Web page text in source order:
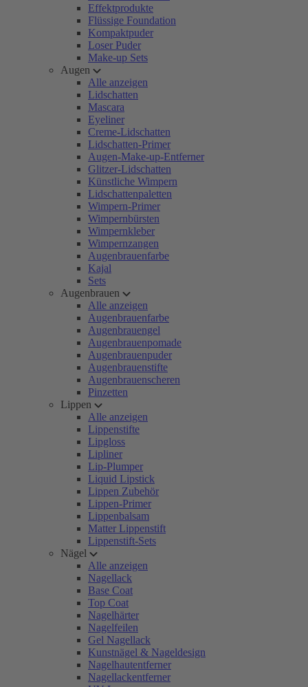
Effektprodukte
Flüssige Foundation
Kompaktpuder
Loser Puder
Make-up Sets
Augen
Alle anzeigen
Lidschatten
Mascara
Eyeliner
Creme-Lidschatten
Lidschatten-Primer
Augen-Make-up-Entferner
Glitzer-Lidschatten
Künstliche Wimpern
Lidschattenpaletten
Wimpern-Primer
Wimpernbürsten
Wimpernkleber
Wimpernzangen
Augenbrauenfarbe
Kajal
Sets
Augenbrauen
Alle anzeigen
Augenbrauenfarbe
Augenbrauengel
Augenbrauenpomade
Augenbrauenpuder
Augenbrauenstifte
Augenbrauenscheren
Pinzetten
Lippen
Alle anzeigen
Lippenstifte
Lipgloss
Lipliner
Lip-Plumper
Liquid Lipstick
Lippen Zubehör
Lippen-Primer
Lippenbalsam
Matter Lippenstift
Lippenstift-Sets
Nägel
Alle anzeigen
Nagellack
Base Coat
Top Coat
Nagelhärter
Nagelfeilen
Gel Nagellack
Kunstnägel & Nageldesign
Nagelhautentferner
Nagellackentferner